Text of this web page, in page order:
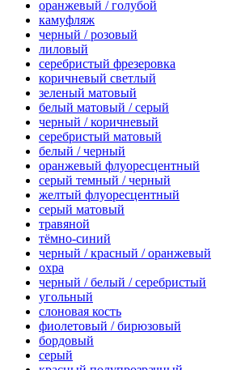
оранжевый / голубой
камуфляж
черный / розовый
лиловый
серебристый фрезеровка
коричневый светлый
зеленый матовый
белый матовый / серый
черный / коричневый
серебристый матовый
белый / черный
оранжевый флуоресцентный
серый темный / черный
желтый флуоресцентный
серый матовый
травяной
тёмно-синий
черный / красный / оранжевый
охра
черный / белый / серебристый
угольный
слоновая кость
фиолетовый / бирюзовый
бордовый
серый